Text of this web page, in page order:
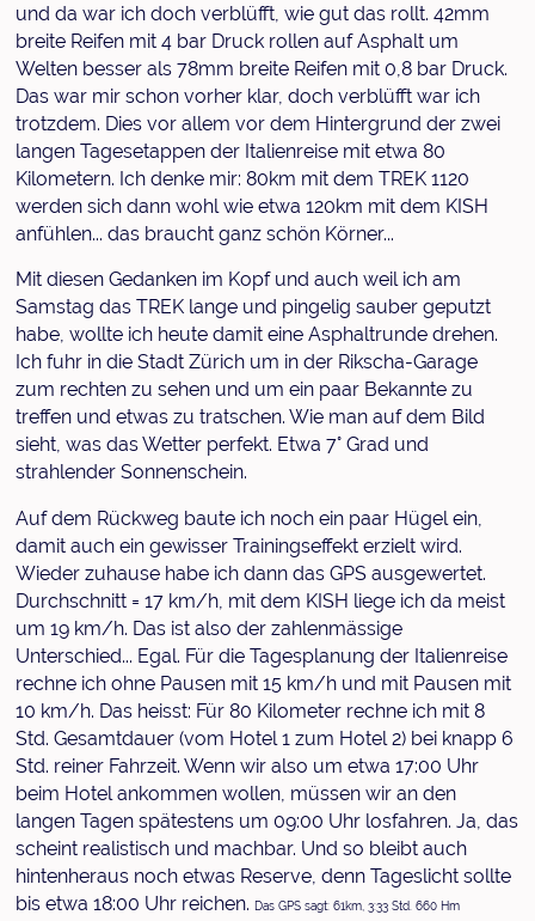
und da war ich doch verblüfft, wie gut das rollt. 42mm
breite Reifen mit 4 bar Druck rollen auf Asphalt um
Welten besser als 78mm breite Reifen mit 0,8 bar Druck.
Das war mir schon vorher klar, doch verblüfft war ich
trotzdem. Dies vor allem vor dem Hintergrund der zwei
langen Tagesetappen der Italienreise mit etwa 80
Kilometern. Ich denke mir: 80km mit dem TREK 1120
werden sich dann wohl wie etwa 120km mit dem KISH
anfühlen... das braucht ganz schön Körner...
Mit diesen Gedanken im Kopf und auch weil ich am
Samstag das TREK lange und pingelig sauber geputzt
habe, wollte ich heute damit eine Asphaltrunde drehen.
Ich fuhr in die Stadt Zürich um in der Rikscha-Garage
zum rechten zu sehen und um ein paar Bekannte zu
treffen und etwas zu tratschen. Wie man auf dem Bild
sieht, was das Wetter perfekt. Etwa 7° Grad und
strahlender Sonnenschein.
Auf dem Rückweg baute ich noch ein paar Hügel ein,
damit auch ein gewisser Trainingseffekt erzielt wird.
Wieder zuhause habe ich dann das GPS ausgewertet.
Durchschnitt = 17 km/h, mit dem KISH liege ich da meist
um 19 km/h. Das ist also der zahlenmässige
Unterschied... Egal. Für die Tagesplanung der Italienreise
rechne ich ohne Pausen mit 15 km/h und mit Pausen mit
10 km/h. Das heisst: Für 80 Kilometer rechne ich mit 8
Std. Gesamtdauer (vom Hotel 1 zum Hotel 2) bei knapp 6
Std. reiner Fahrzeit. Wenn wir also um etwa 17:00 Uhr
beim Hotel ankommen wollen, müssen wir an den
langen Tagen spätestens um 09:00 Uhr losfahren. Ja, das
scheint realistisch und machbar. Und so bleibt auch
hintenheraus noch etwas Reserve, denn Tageslicht sollte
bis etwa 18:00 Uhr reichen. Das GPS sagt: 61km, 3:33 Std. 660 Hm